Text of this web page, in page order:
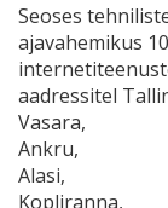
Seoses
ajavahemikus
aadressitel
Vasara,
Ankru,
Alasi,
Kopliranna,